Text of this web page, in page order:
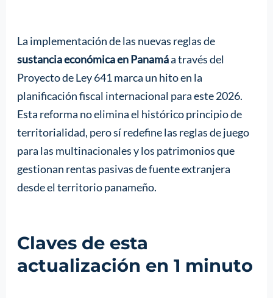
La implementación de las nuevas reglas de
sustancia económica en Panamáa través del
Proyecto de Ley 641 marca un hito en la
planificación fiscal internacional para este 2026.
Esta reforma no elimina el histórico principio de
territorialidad, pero sí redefine las reglas de juego
para las multinacionales y los patrimonios que
gestionan rentas pasivas de fuente extranjera
desde el territorio panameño.
Claves de esta
actualización en 1 minuto